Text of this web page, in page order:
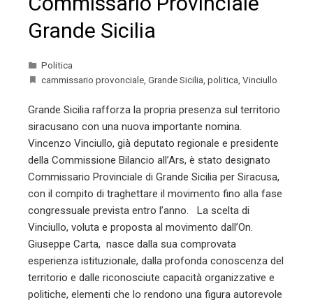
Grande Sicilia
Politica
cammissario provonciale, Grande Sicilia, politica, Vinciullo
Grande Sicilia rafforza la propria presenza sul territorio
siracusano con una nuova importante nomina.
Vincenzo Vinciullo, già deputato regionale e presidente
della Commissione Bilancio all’Ars, è stato designato
Commissario Provinciale di Grande Sicilia per Siracusa,
con il compito di traghettare il movimento fino alla fase
congressuale prevista entro l’anno. La scelta di
Vinciullo, voluta e proposta al movimento dall’On.
Giuseppe Carta, nasce dalla sua comprovata
esperienza istituzionale, dalla profonda conoscenza del
territorio e dalle riconosciute capacità organizzative e
politiche, elementi che lo rendono una figura autorevole